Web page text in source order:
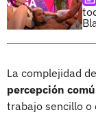
La complejidad
percepción
trabajo sencillo o